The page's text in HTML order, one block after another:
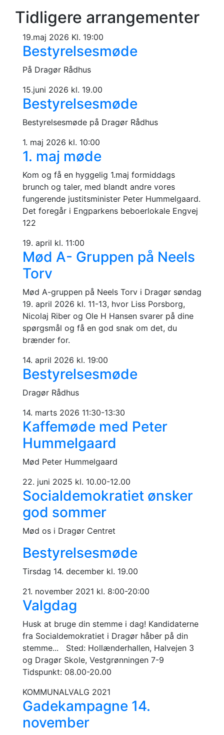
Tidligere arrangementer
19.maj 2026 Kl. 19:00
Bestyrelsesmøde
På Dragør Rådhus
15.juni 2026 kl. 19.00
Bestyrelsesmøde
Bestyrelsesmøde på Dragør Rådhus
1. maj 2026 kl. 10:00
1. maj møde
Kom og få en hyggelig 1.maj formiddags
brunch og taler, med blandt andre vores
fungerende justitsminister Peter Hummelgaard.
Det foregår i Engparkens beboerlokale Engvej
122
19. april kl. 11:00
Mød A- Gruppen på Neels
Torv
Mød A-gruppen på Neels Torv i Dragør søndag
19. april 2026 kl. 11-13, hvor Liss Porsborg,
Nicolaj Riber og Ole H Hansen svarer på dine
spørgsmål og få en god snak om det, du
brænder for.
14. april 2026 kl. 19:00
Bestyrelsesmøde
Dragør Rådhus
14. marts 2026 11:30-13:30
Kaffemøde med Peter
Hummelgaard
Mød Peter Hummelgaard
22. juni 2025 kl. 10.00-12.00
Socialdemokratiet ønsker
god sommer
Mød os i Dragør Centret
Bestyrelsesmøde
Tirsdag 14. december kl. 19.00
21. november 2021 kl. 8:00-20:00
Valgdag
Husk at bruge din stemme i dag! Kandidaterne
fra Socialdemokratiet i Dragør håber på din
stemme... Sted: Hollænderhallen, Halvejen 3
og Dragør Skole, Vestgrønningen 7-9
Tidspunkt: 08.00-20.00
KOMMUNALVALG 2021
Gadekampagne 14.
november